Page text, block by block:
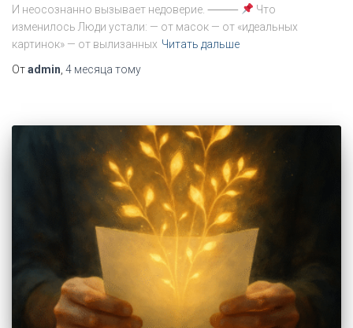
И неосознанно вызывает недоверие. ⸻
Что
изменилось Люди устали: — от масок — от «идеальных
картинок» — от вылизанных Читать дальше
Отadmin 4 месяца тому